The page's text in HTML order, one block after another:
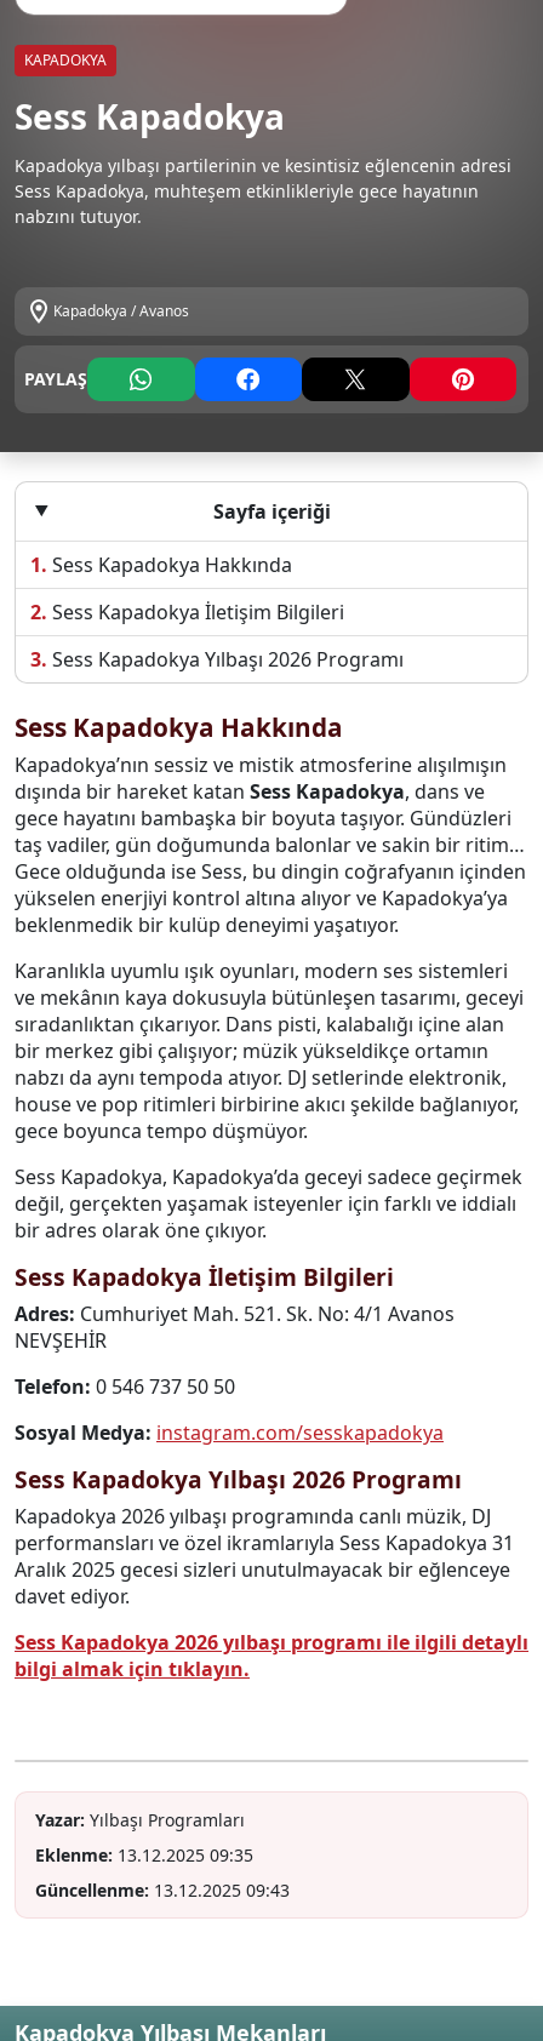
KAPADOKYA
Sess Kapadokya
Kapadokya yılbaşı partilerinin ve kesintisiz eğlencenin adresi
Sess Kapadokya, muhteşem etkinlikleriyle gece hayatının
nabzını tutuyor.
Kapadokya / Avanos
PAYLAŞ
Sayfa içeriği
Sess Kapadokya Hakkında
Sess Kapadokya İletişim Bilgileri
Sess Kapadokya Yılbaşı 2026 Programı
Sess Kapadokya Hakkında
Kapadokya’nın sessiz ve mistik atmosferine alışılmışın
dışında bir hareket katan Sess Kapadokya, dans ve
gece hayatını bambaşka bir boyuta taşıyor. Gündüzleri
taş vadiler, gün doğumunda balonlar ve sakin bir ritim…
Gece olduğunda ise Sess, bu dingin coğrafyanın içinden
yükselen enerjiyi kontrol altına alıyor ve Kapadokya’ya
beklenmedik bir kulüp deneyimi yaşatıyor.
Karanlıkla uyumlu ışık oyunları, modern ses sistemleri
ve mekânın kaya dokusuyla bütünleşen tasarımı, geceyi
sıradanlıktan çıkarıyor. Dans pisti, kalabalığı içine alan
bir merkez gibi çalışıyor; müzik yükseldikçe ortamın
nabzı da aynı tempoda atıyor. DJ setlerinde elektronik,
house ve pop ritimleri birbirine akıcı şekilde bağlanıyor,
gece boyunca tempo düşmüyor.
Sess Kapadokya, Kapadokya’da geceyi sadece geçirmek
değil, gerçekten yaşamak isteyenler için farklı ve iddialı
bir adres olarak öne çıkıyor.
Sess Kapadokya İletişim Bilgileri
Adres: Cumhuriyet Mah. 521. Sk. No: 4/1 Avanos
NEVŞEHİR
Telefon: 0 546 737 50 50
Sosyal Medya: instagram.com/sesskapadokya
Sess Kapadokya Yılbaşı 2026 Programı
Kapadokya 2026 yılbaşı programında canlı müzik, DJ
performansları ve özel ikramlarıyla Sess Kapadokya 31
Aralık 2025 gecesi sizleri unutulmayacak bir eğlenceye
davet ediyor.
Sess Kapadokya 2026 yılbaşı programı ile ilgili detaylı
bilgi almak için tıklayın.
Yazar: Yılbaşı Programları
Eklenme: 13.12.2025 09:35
Güncellenme: 13.12.2025 09:43
Kapadokya Yılbaşı Mekanları